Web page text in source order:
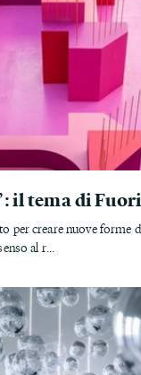
il tema di
per creare nuove forme
al r...